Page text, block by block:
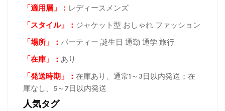
「適用層」： レディースメンズ
「スタイル」： ジャケット型 おしゃれ ファッション
「場所 」： パーティー 誕生日 通勤 通学 旅行
「在庫 」： あり
「発送時期 」： 在庫あり、通常1～3日以内発送；在
庫なし、5～7日以内発送
人気タグ